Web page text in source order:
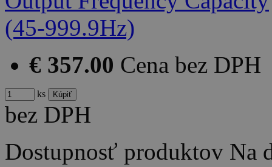
€ 357.00 Cena bez DPH
ks
bez DPH
Dostupnosť produktov Na